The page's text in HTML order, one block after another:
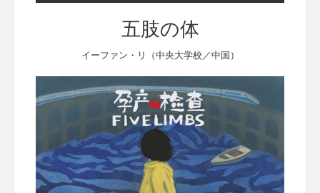
五肢の体
イーファン・リ（中央大学校／中国）